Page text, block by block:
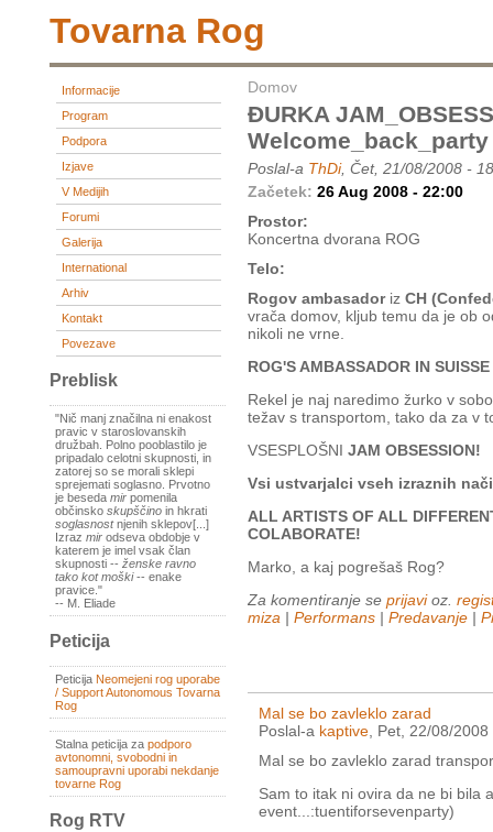
Tovarna Rog
Informacije
Program
Podpora
Izjave
V Medijih
Forumi
Galerija
International
Arhiv
Kontakt
Povezave
Preblisk
"Nič manj značilna ni enakost
pravic v staroslovanskih
družbah. Polno pooblastilo je
pripadalo celotni skupnosti, in
zatorej so se morali sklepi
sprejemati soglasno. Prvotno
je beseda mir pomenila
občinsko skupščino in hkrati
soglasnostnjenih sklepov[...]
Izraz mir odseva obdobje v
katerem je imel vsak član
skupnosti -- ženske ravno
tako kot moški-- enake
pravice."
-- M. Eliade
Peticija
Peticija Neomejeni rog uporabe
/ Support Autonomous Tovarna
Rog
Stalna peticija za podporo
avtonomni, svobodni in
samoupravni uporabi nekdanje
tovarne Rog
Rog RTV
Domov
ĐURKA
Welcome_back_party
Poslal-a ThDi, Čet, 21/08/2008 -
Začetek: 26 Aug 2008 - 22:00
Prostor:
Koncertna dvorana ROG
Telo:
Rogov ambasadoriz CH
vrača domov, kljub temu da je ob
nikoli ne vrne.
ROG'S AMBASSADOR IN
Rekel je naj naredimo žurko v
težav s transportom, tako da za v
VSESPLOŠNI JAM OBSESSION!
Vsi ustvarjalci vseh izraznih
ALL ARTISTS OF ALL
COLABORATE!
Marko, a kaj pogrešaš Rog?
Za komentiranje se prijavioz.
miza | Performans | Predavanje |
Mal se bo zavleklo zarad
Poslal-a kaptive, Pet, 22/08/
Mal se bo zavleklo zarad
Sam to itak ni ovira da ne bi bila
event...:tuentiforsevenparty)